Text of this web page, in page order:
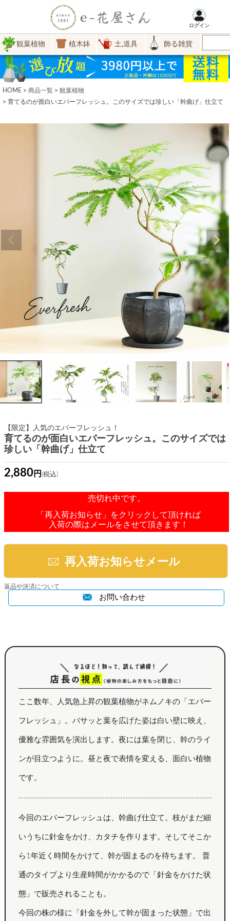
ログイン
観葉植物 植木鉢 土,道具 飾る雑貨
HOME 商品一覧
観葉植物
育てるのが面白いエバーフレッシュ。このサイズでは珍しい「幹曲げ」仕立て
【限定】人気のエバーフレッシュ！
育てるのが面白いエバーフレッシュ。このサイズでは
珍しい「幹曲げ」仕立て
2,880
売切れ中です。
「再入荷お知らせ」をクリックして頂ければ
入荷の際はメールをさせて頂きます！
再入荷お知らせメール
お問い合わせ
返品や決済について
ここ数年、人気急上昇の観葉植物がネムノキの「エバー
フレッシュ」。バサッと葉を広げた姿は白い壁に映え、
優雅な雰囲気を演出します。夜には葉を閉じ、幹のライ
ンが目立つように。昼と夜で表情を変える、面白い植物
です。
今回のエバーフレッシュは、幹曲げ仕立て。枝がまだ細
いうちに針金をかけ、カタチを作ります。そしてそこか
ら1年近く時間をかけて、幹が固まるのを待ちます。 普
通のタイプより生産時間がかかるので「針金をかけた状
態」で販売されることも。
今回の株の様に「針金を外して幹が固まった状態」で出